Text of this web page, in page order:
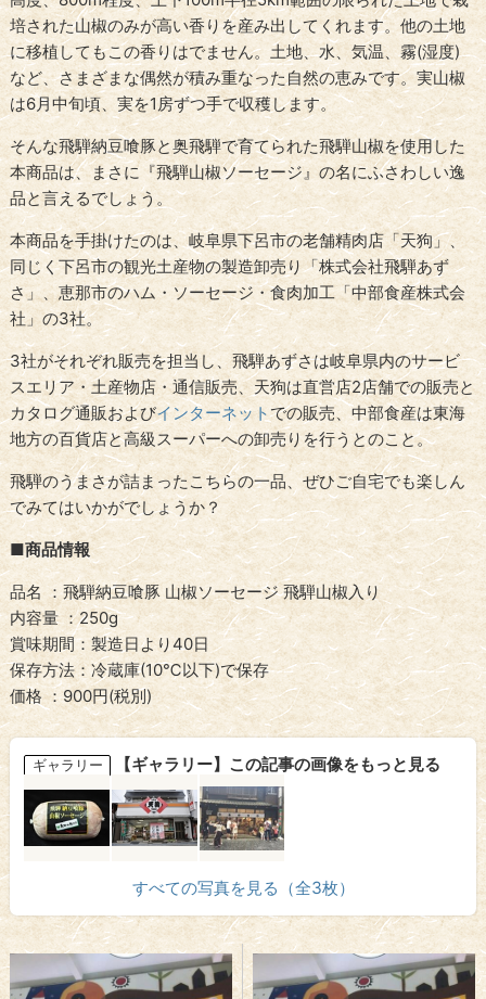
培された山椒のみが高い香りを産み出してくれます。他の土地
に移植してもこの香りはでません。土地、水、気温、霧(湿度)
など、さまざまな偶然が積み重なった自然の恵みです。実山椒
は6月中旬頃、実を1房ずつ手で収穫します。
そんな飛騨納豆喰豚と奥飛騨で育てられた飛騨山椒を使用した
本商品は、まさに『飛騨山椒ソーセージ』の名にふさわしい逸
品と言えるでしょう。
本商品を手掛けたのは、岐阜県下呂市の老舗精肉店「天狗」、
同じく下呂市の観光土産物の製造卸売り「株式会社飛騨あず
さ」、恵那市のハム・ソーセージ・食肉加工「中部食産株式会
社」の3社。
3社がそれぞれ販売を担当し、飛騨あずさは岐阜県内のサービ
スエリア・土産物店・通信販売、天狗は直営店2店舗での販売と
カタログ通販およびインターネットでの販売、中部食産は東海
地方の百貨店と高級スーパーへの卸売りを行うとのこと。
飛騨のうまさが詰まったこちらの一品、ぜひご自宅でも楽しん
でみてはいかがでしょうか？
■商品情報
品名 ：飛騨納豆喰豚 山椒ソーセージ 飛騨山椒入り
内容量 ：250g
賞味期間：製造日より40日
保存方法：冷蔵庫(10℃以下)で保存
価格 ：900円(税別)
ギャラリー 【ギャラリー】この記事の画像をもっと見る
すべての写真を見る（全3枚）